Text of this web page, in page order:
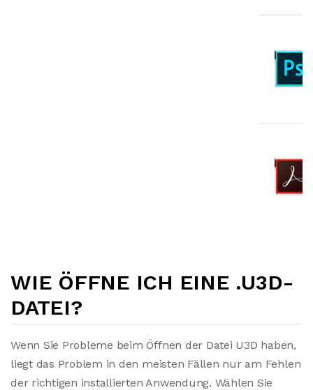
WIE ÖFFNE ICH EINE .U3D-
DATEI?
Wenn Sie Probleme beim Öffnen der Datei U3D haben,
liegt das Problem in den meisten Fällen nur am Fehlen
der richtigen installierten Anwendung. Wählen Sie